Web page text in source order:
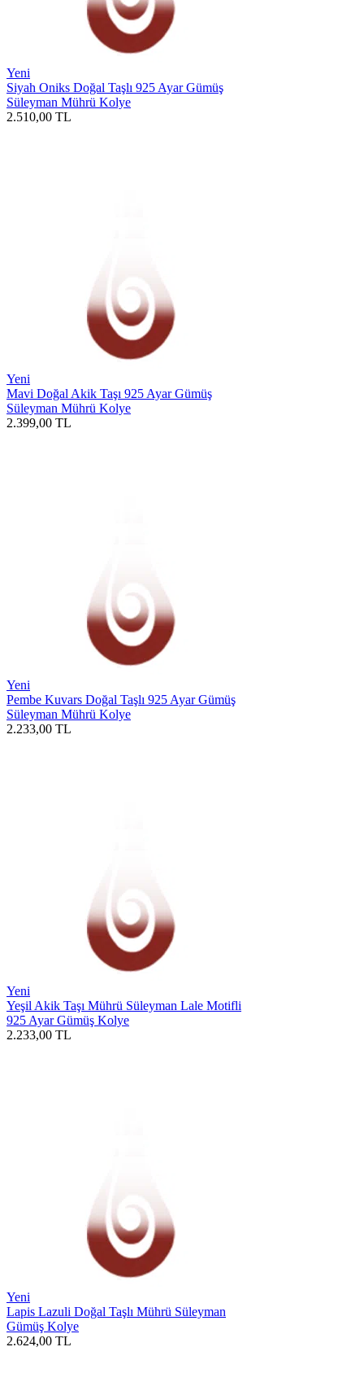
Yeni
Siyah Oniks Doğal Taşlı 925 Ayar Gümüş
Süleyman Mührü Kolye
2.510,00 TL
Yeni
Mavi Doğal Akik Taşı 925 Ayar Gümüş
Süleyman Mührü Kolye
2.399,00 TL
Yeni
Pembe Kuvars Doğal Taşlı 925 Ayar Gümüş
Süleyman Mührü Kolye
2.233,00 TL
Yeni
Yeşil Akik Taşı Mührü Süleyman Lale Motifli
925 Ayar Gümüş Kolye
2.233,00 TL
Yeni
Lapis Lazuli Doğal Taşlı Mührü Süleyman
Gümüş Kolye
2.624,00 TL